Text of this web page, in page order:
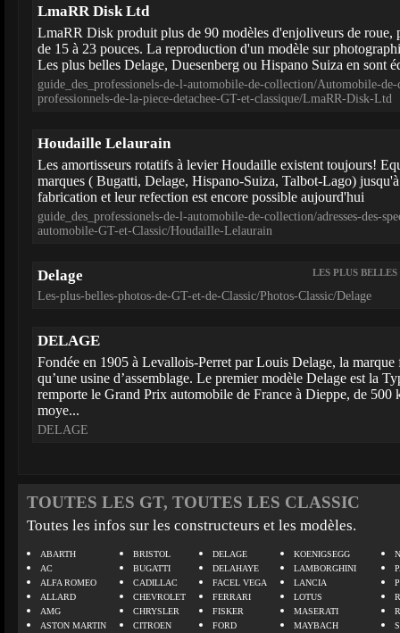
LmaRR Disk Ltd
LmaRR Disk produit plus de 90 modèles d'enjoliveurs de roue,
de 15 à 23 pouces. La reproduction d'un modèle sur
Les plus belles Delage, Duesenberg ou Hispano Suiza en sont
guide_des_professionels-de-l-automobile-de-collection/Automobile-
professionnels-de-la-piece-detachee-GT-et-classique/LmaRR-Disk-Ltd
Houdaille Lelaurain
Les amortisseurs rotatifs à levier Houdaille existent toujours!
marques ( Bugatti, Delage, Hispano-Suiza, Talbot-Lago)
fabrication et leur refection est encore possible aujourd'hui
guide_des_professionels-de-l-automobile-de-collection/adresses-des-
automobile-GT-et-Classic/Houdaille-Lelaurain
LES PLUS
Delage
Les-plus-belles-photos-de-GT-et-de-Classic/Photos-Classic/Delage
DELAGE
Fondée en 1905 à Levallois-Perret par Louis Delage, la marque
qu’une usine d’assemblage. Le premier modèle Delage est la
remporte le Grand Prix automobile de France à Dieppe, de 500
moye...
DELAGE
TOUTES LES GT, TOUTES LES CLASSIC
Toutes les infos sur les constructeurs et les modèles.
ABARTH
AC
ALFA ROMEO
ALLARD
AMG
ASTON MARTIN
BRISTOL
BUGATTI
CADILLAC
CHEVROLET
CHRYSLER
CITROEN
DELAGE
DELAHAYE
FACEL VEGA
FERRARI
FISKER
FORD
KOENIGSEGG
LAMBORGHINI
LANCIA
LOTUS
MASERATI
MAYBACH